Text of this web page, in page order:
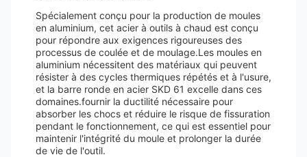
Spécialement conçu pour la production de moules
en aluminium, cet acier à outils à chaud est conçu
pour répondre aux exigences rigoureuses des
processus de coulée et de moulage.Les moules en
aluminium nécessitent des matériaux qui peuvent
résister à des cycles thermiques répétés et à l'usure,
et la barre ronde en acier SKD 61 excelle dans ces
domaines.fournir la ductilité nécessaire pour
absorber les chocs et réduire le risque de fissuration
pendant le fonctionnement, ce qui est essentiel pour
maintenir l'intégrité du moule et prolonger la durée
de vie de l'outil.